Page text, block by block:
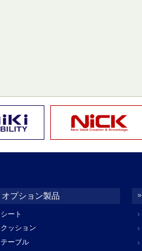
オプション製品
シート
クッション
テーブル